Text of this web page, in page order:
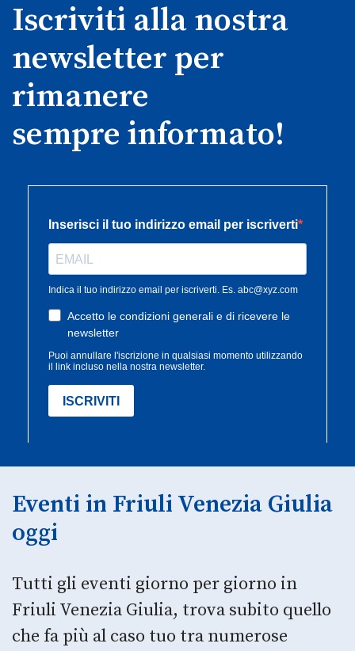
Iscriviti alla nostra
newsletter per
rimanere
sempre informato!
Eventi in Friuli Venezia Giulia
oggi
Tutti gli eventi giorno per giorno in
Friuli Venezia Giulia, trova subito quello
che fa più al caso tuo tra numerose